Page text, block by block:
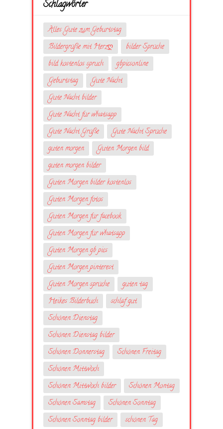
Schlagwörter
Alles Gute zum Geburtstag
Bildergrüße mit Herzღ
bilder Sprüche
bild kostenlos spruch
gbpicsonline
Geburtstag
Gute Nacht
Gute Nacht bilder
Gute Nacht für whatsapp
Gute Nacht Grüße
Gute Nacht Sprüche
guten morgen
Guten Morgen bild
guten morgen bilder
Guten Morgen bilder kostenlos
Guten Morgen fotos
Guten Morgen für facebook
Guten Morgen für whatsapp
Guten Morgen gb pics
Guten Morgen pinterest
Guten Morgen sprüche
guten tag
Heikes Bilderbuch
schlaf gut
Schönen Dienstag
Schönen Dienstag bilder
Schönen Donnerstag
Schönen Freitag
Schönen Mittwoch
Schönen Mittwoch bilder
Schönen Montag
Schönen Samstag
Schönen Sonntag
Schönen Sonntag bilder
schönen Tag